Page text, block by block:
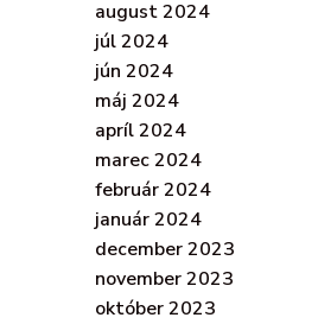
august 2024
júl 2024
jún 2024
máj 2024
apríl 2024
marec 2024
február 2024
január 2024
december 2023
november 2023
október 2023